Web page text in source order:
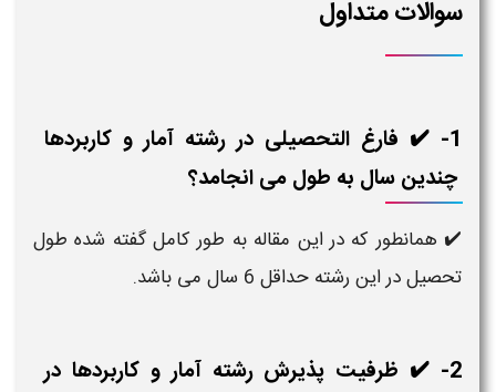
سوالات متداول
1- ✔️ فارغ التحصیلی در رشته آمار و کاربردها​
چندین سال به طول می انجامد؟
✔️ همانطور که در این مقاله به طور کامل گفته شده طول
تحصیل در این رشته حداقل 6 سال می باشد.
2- ✔️ ظرفیت پذیرش رشته آمار و کاربردها​ در